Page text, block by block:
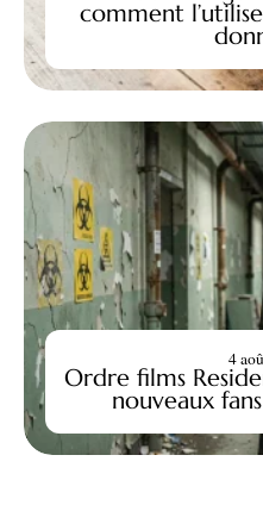
comment
Ordre films
nouveaux
4